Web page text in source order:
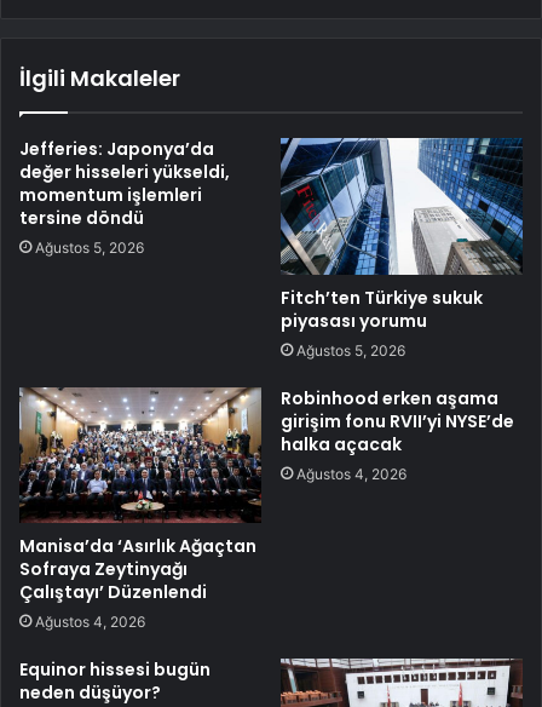
İlgili Makaleler
Jefferies: Japonya’da
değer hisseleri yükseldi,
momentum işlemleri
tersine döndü
Ağustos 5, 2026
Fitch’ten Türkiye sukuk
piyasası yorumu
Ağustos 5, 2026
Manisa’da ‘Asırlık Ağaçtan
Sofraya Zeytinyağı
Çalıştayı’ Düzenlendi
Ağustos 4, 2026
Robinhood erken aşama
girişim fonu RVII’yi NYSE’de
halka açacak
Ağustos 4, 2026
Equinor hissesi bugün
neden düşüyor?